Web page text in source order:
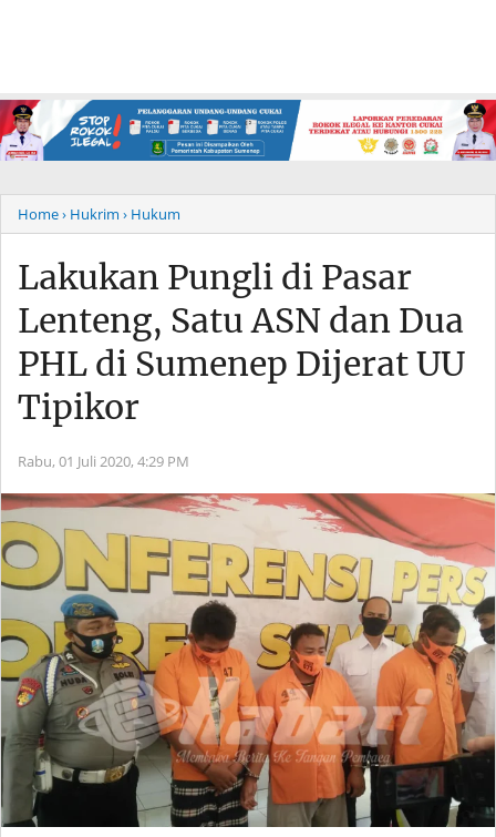
Home› Hukrim › Hukum
Lakukan Pungli di Pasar
Lenteng, Satu ASN dan Dua
PHL di Sumenep Dijerat UU
Tipikor
Rabu, 01 Juli 2020, 4:29 PM